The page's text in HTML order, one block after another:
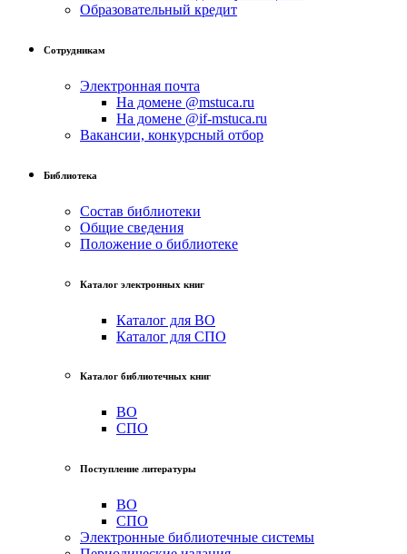
Образовательный кредит
Сотрудникам
Электронная почта
На домене @mstuca.ru
На домене @if-mstuca.ru
Вакансии, конкурсный отбор
Библиотека
Состав библиотеки
Общие сведения
Положение о библиотеке
Каталог электронных книг
Каталог для ВО
Каталог для СПО
Каталог библиотечных книг
ВО
СПО
Поступление литературы
ВО
СПО
Электронные библиотечные системы